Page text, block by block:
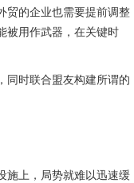
贸的企业也需要提前调整
被用作武器，在关键时
同时联合盟友构建所谓的
施上，局势就难以迅速缓